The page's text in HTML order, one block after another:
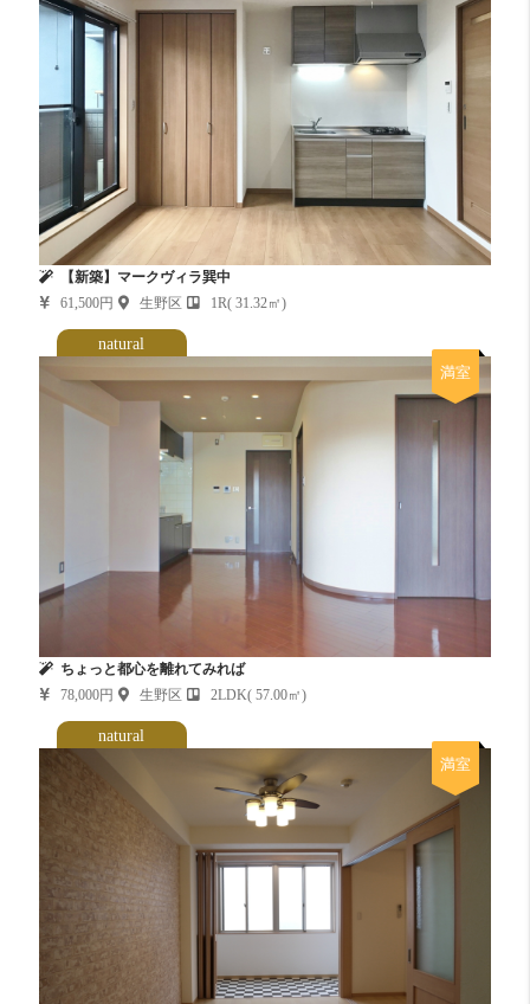
【新築】マークヴィラ巽中
61,500円
生野区 1R( 31.32㎡)
natural
満室
ちょっと都心を離れてみれば
78,000円
生野区 2LDK( 57.00㎡)
natural
満室